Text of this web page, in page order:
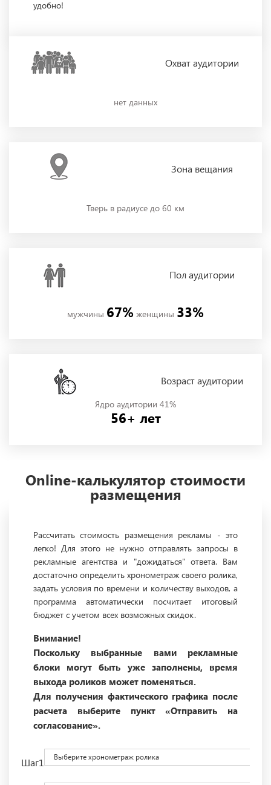
удобно!
Охватаудитории
нет данных
Зона вещания
Тверь в радиусе до 60 км
Полаудитории
мужчины 67% женщины 33%
Возраст аудитории
Ядро аудитории 41%
56+ лет
Online-калькулятор стоимости
размещения
Рассчитать стоимость размещения рекламы - это
легко! Для этого не нужно отправлять запросы в
рекламные агентства и "дожидаться" ответа. Вам
достаточно определить хронометраж своего ролика,
задать условия по времени и количеству выходов, а
программа автоматически посчитает итоговый
бюджет с учетом всех возможных скидок.
Внимание!
Поскольку выбранные вами рекламные
блоки могут быть уже заполнены, время
выхода роликов может поменяться.
Для получения фактического графика после
расчета выберите пункт «Отправить на
согласование».
Шаг1 Выберите хронометраж ролика